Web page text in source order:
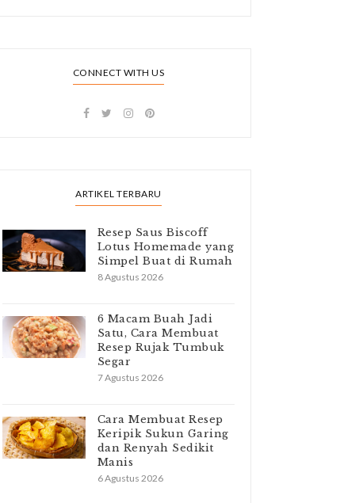
CONNECT WITH US
ARTIKEL TERBARU
Resep Saus Biscoff
Lotus Homemade yang
Simpel Buat di Rumah
8 Agustus 2026
6 Macam Buah Jadi
Satu, Cara Membuat
Resep Rujak Tumbuk
Segar
7 Agustus 2026
Cara Membuat Resep
Keripik Sukun Garing
dan Renyah Sedikit
Manis
6 Agustus 2026